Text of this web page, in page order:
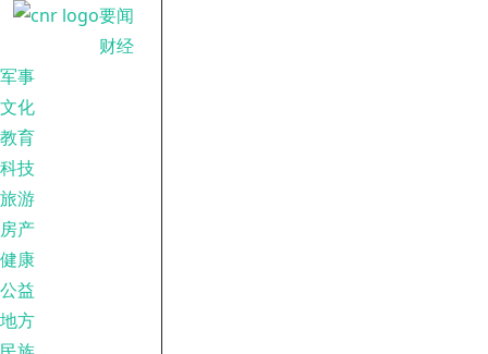
要闻
财经
军事
文化
教育
科技
旅游
房产
健康
公益
地方